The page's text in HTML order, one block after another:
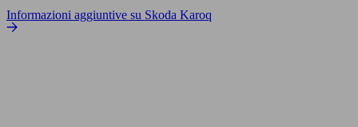
Informazioni aggiuntive su Skoda Karoq